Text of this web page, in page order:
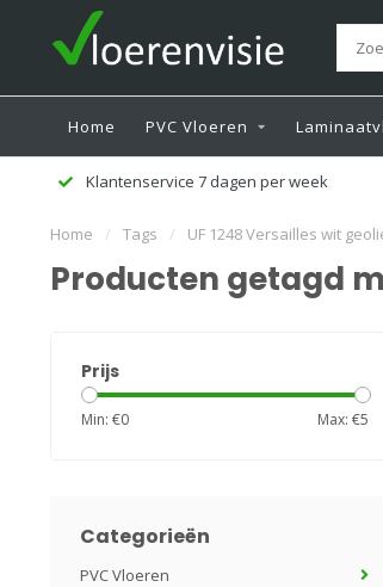
Home PVC Vloeren
Klantenservice 7 dagen per week
Home / Tags / UF 1248 Versailles wit
Producten getagd
Prijs
Min: €0 Max: €5
Categorieën
PVC Vloeren